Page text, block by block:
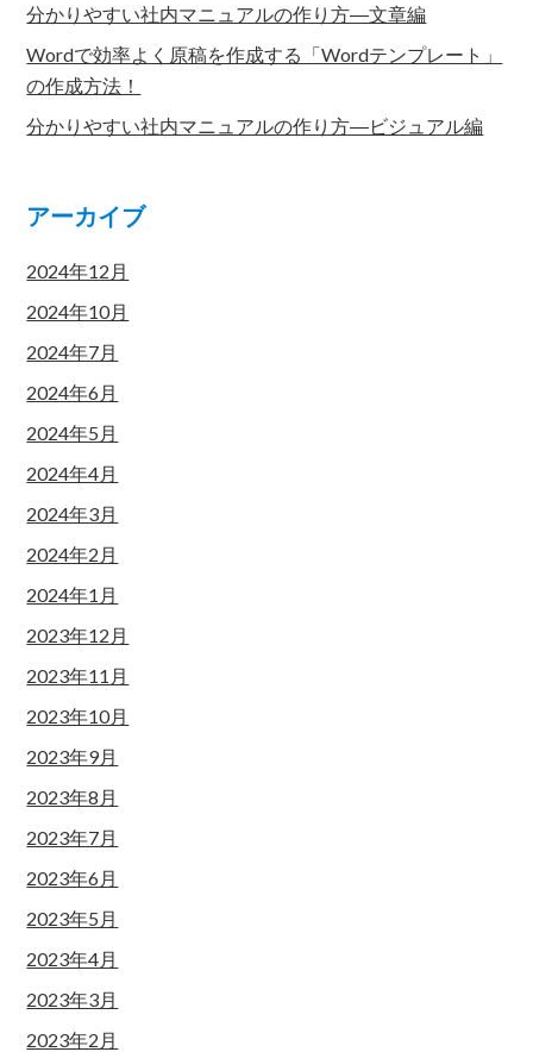
分かりやすい社内マニュアルの作り方―文章編
Wordで効率よく原稿を作成する「Wordテンプレート」
の作成方法！
分かりやすい社内マニュアルの作り方―ビジュアル編
アーカイブ
2024年12月
2024年10月
2024年7月
2024年6月
2024年5月
2024年4月
2024年3月
2024年2月
2024年1月
2023年12月
2023年11月
2023年10月
2023年9月
2023年8月
2023年7月
2023年6月
2023年5月
2023年4月
2023年3月
2023年2月